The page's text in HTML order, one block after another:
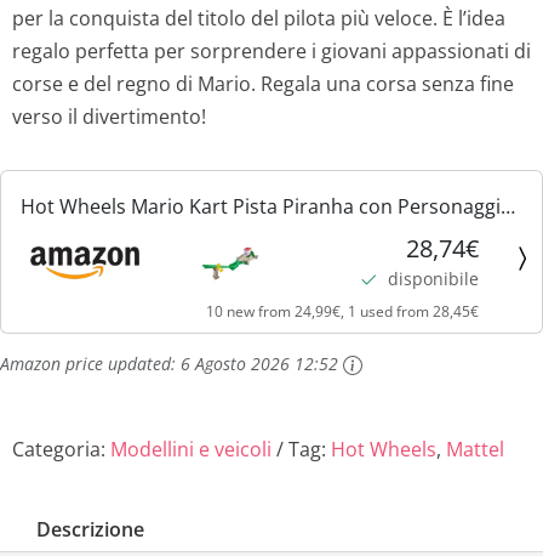
per la conquista del titolo del pilota più veloce. È l’idea
regalo perfetta per sorprendere i giovani appassionati di
corse e del regno di Mario. Regala una corsa senza fine
verso il divertimento!
Hot Wheels Mario Kart Pista Piranha con Personaggio
Yoshi in Macchinina, Giocattolo per Bambini 5+ Anni,
Multicolore, GFY47
28,74€
disponibile
10 new from 24,99€, 1 used from 28,45€
Amazon price updated: 6 Agosto 2026 12:52
Categoria: Modellini e veicoli Tag: Hot Wheels, Mattel
Descrizione